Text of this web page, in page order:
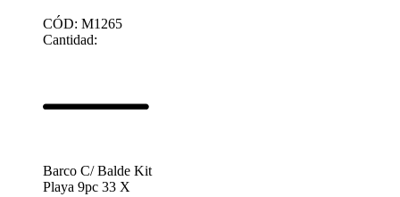
CÓD: M1265
Cantidad:
Barco C/ Balde Kit
Playa 9pc 33 X